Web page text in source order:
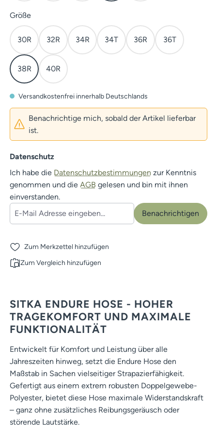
Größeauswählen
30R 32R 34R 34T 36R 36T
38R 40R
Versandkostenfrei innerhalb Deutschlands
Benachrichtige mich, sobald der Artikel lieferbar
ist.
Datenschutz
Ich habe die Datenschutzbestimmungen zur Kenntnis
genommen und die AGB gelesen und bin mit ihnen
einverstanden.
Benachrichtigen
Zum Merkzettel hinzufügen
Zum Vergleich hinzufügen
SITKA ENDURE HOSE - HOHER
TRAGEKOMFORT UND MAXIMALE
FUNKTIONALITÄT
Entwickelt für Komfort und Leistung über alle
Jahreszeiten hinweg, setzt die Endure Hose den
Maßstab in Sachen vielseitiger Strapazierfähigkeit.
Gefertigt aus einem extrem robusten Doppelgewebe-
Polyester, bietet diese Hose maximale Widerstandskraft
– ganz ohne zusätzliches Reibungsgeräusch oder
störende Lautstärke.